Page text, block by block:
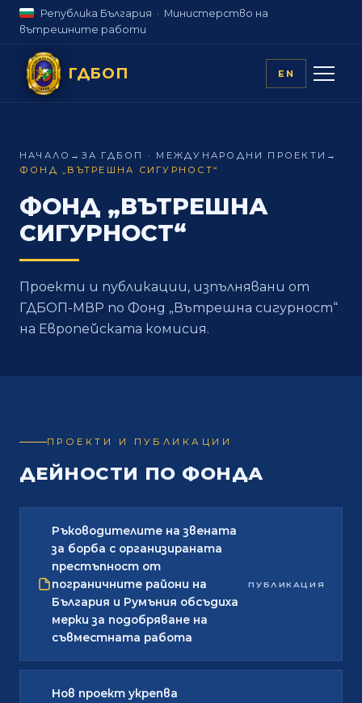
Република България · Министерство на
вътрешните работи
ГДБОП EN
НАЧАЛО → ЗА ГДБОП · МЕЖДУНАРОДНИ ПРОЕКТИ →
ФОНД „ВЪТРЕШНА СИГУРНОСТ“
ФОНД „ВЪТРЕШНА
СИГУРНОСТ“
Проекти и публикации, изпълнявани от
ГДБОП-МВР по Фонд „Вътрешна сигурност“
на Европейската комисия.
ПРОЕКТИ И ПУБЛИКАЦИИ
ДЕЙНОСТИ ПО ФОНДА
Ръководителите на звената
за борба с организираната
престъпност от
пограничните райони на
България и Румъния обсъдиха
мерки за подобряване на
съвместната работа
ПУБЛИКАЦИЯ
Нов проект укрепва